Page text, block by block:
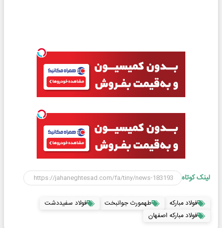
لینک کوتاه
فولاد مبارکه طهمورث جوانبخت
فولاد سفیددشت
فولاد مبارکه اصفهان